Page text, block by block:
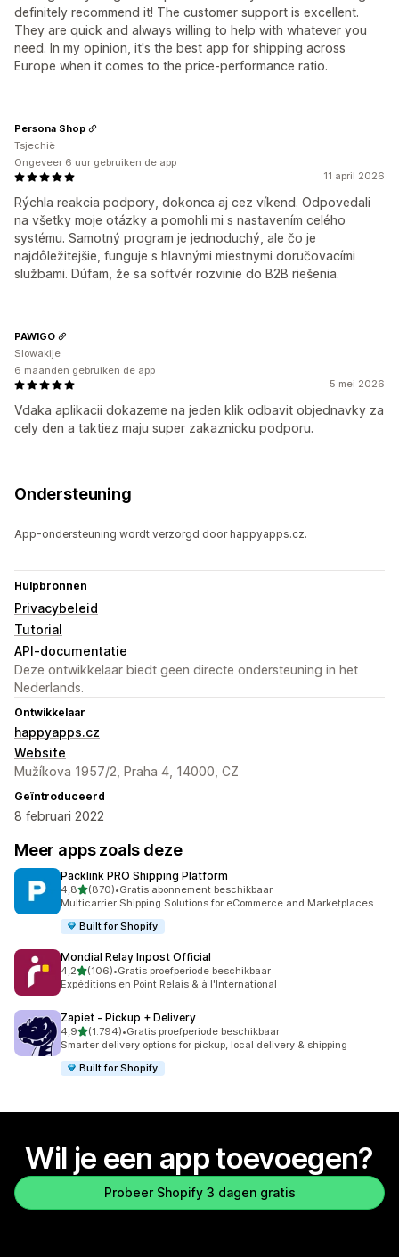
definitely recommend it! The customer support is excellent.
They are quick and always willing to help with whatever you
need. In my opinion, it's the best app for shipping across
Europe when it comes to the price-performance ratio.
11 april 2026
Rýchla reakcia podpory, dokonca aj cez víkend. Odpovedali
na všetky moje otázky a pomohli mi s nastavením celého
systému. Samotný program je jednoduchý, ale čo je
najdôležitejšie, funguje s hlavnými miestnymi doručovacími
službami. Dúfam, že sa softvér rozvinie do B2B riešenia.
Persona Shop
Tsjechië
Ongeveer 6 uur gebruiken de app
5 mei 2026
Vdaka aplikacii dokazeme na jeden klik odbavit objednavky za
cely den a taktiez maju super zakaznicku podporu.
PAWIGO
Slowakije
6 maanden gebruiken de app
Ondersteuning
App-ondersteuning wordt verzorgd door happyapps.cz.
Hulpbronnen
Privacybeleid
Tutorial
API-documentatie
Deze ontwikkelaar biedt geen directe ondersteuning in het
Nederlands.
Ontwikkelaar
happyapps.cz
Website
Mužíkova 1957/2, Praha 4, 14000, CZ
Geïntroduceerd
8 februari 2022
Meer apps zoals deze
Packlink PRO Shipping Platform
4,8van 5 sterren
(870)
870 recensies in totaal
•Gratis abonnement beschikbaar
Multicarrier Shipping Solutions for eCommerce and Marketplaces
Built for Shopify
Mondial Relay Inpost Official
4,2van 5 sterren
(106)
106 recensies in totaal
•Gratis proefperiode beschikbaar
Expéditions en Point Relais & à l'International
Zapiet ‑ Pickup + Delivery
4,9van 5 sterren
(1.794)
1794 recensies in totaal
•Gratis proefperiode beschikbaar
Smarter delivery options for pickup, local delivery & shipping
Built for Shopify
Wil je een app toevoegen?
Probeer Shopify 3 dagen gratis